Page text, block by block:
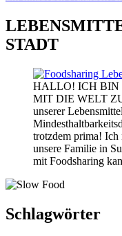
STADT
HALLO! ICH BIN
MIT DIE WELT
unserer
trotzdem prima! Ich
unsere Familie in
mit Foodsharing
Schlagwörter